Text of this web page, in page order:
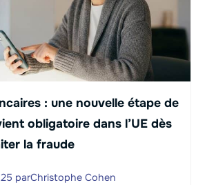
: une nouvelle étape de
obligatoire dans l’UE dès
la fraude
parChristophe Cohen